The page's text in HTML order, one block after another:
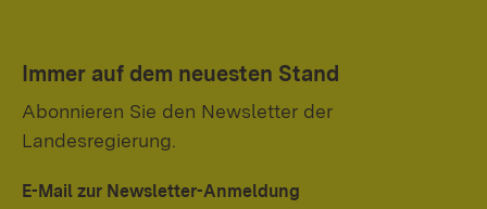
Immer auf dem neuesten Stand
Abonnieren Sie den Newsletter der
Landesregierung.
E-Mail zur Newsletter-Anmeldung